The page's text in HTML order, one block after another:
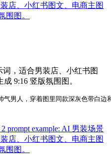
，适合男装店、小红书图
9:16 竖版氛围图。
气男人，穿着图里同款深灰色带白